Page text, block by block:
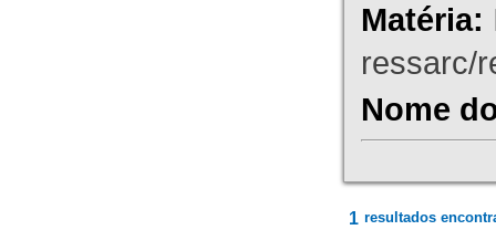
Matéria:
ressarc/
Nome
1 resultados